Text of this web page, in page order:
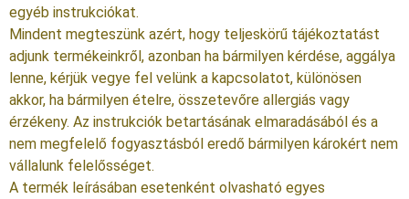
egyéb instrukciókat.
Mindent megteszünk azért, hogy teljeskörű tájékoztatást
adjunk termékeinkről, azonban ha bármilyen kérdése, aggálya
lenne, kérjük vegye fel velünk a kapcsolatot, különösen
akkor, ha bármilyen ételre, összetevőre allergiás vagy
érzékeny. Az instrukciók betartásának elmaradásából és a
nem megfelelő fogyasztásból eredő bármilyen károkért nem
vállalunk felelősséget.
A termék leírásában esetenként olvasható egyes